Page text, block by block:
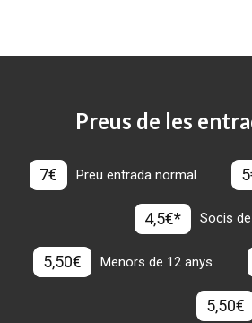
Preus de les
7€ Preu entrada normal
4,5€* Socis
5,50€ Menors de 12 anys
5,50€